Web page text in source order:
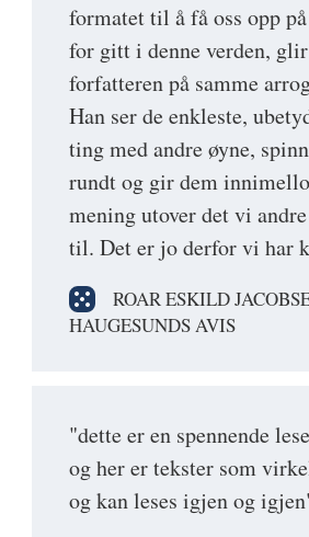
formatet til å få oss opp
for gitt i denne verden,
forfatteren på samme
Han ser de enkleste,
ting med andre øyne,
rundt og gir dem
mening utover det vi
til. Det er jo derfor vi har
ROAR ESKILD
HAUGESUNDS AVIS
"dette er en spennende
og her er tekster som
og kan leses igjen og